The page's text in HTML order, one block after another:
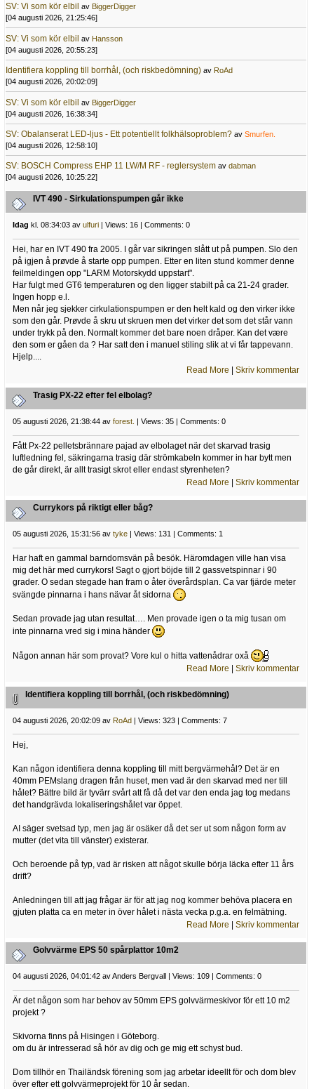
SV: Vi som kör elbil av BiggerDigger
[04 augusti 2026, 21:25:46]
SV: Vi som kör elbil av Hansson
[04 augusti 2026, 20:55:23]
Identifiera koppling till borrhål, (och riskbedömning) av RoAd
[04 augusti 2026, 20:02:09]
SV: Vi som kör elbil av BiggerDigger
[04 augusti 2026, 16:38:34]
SV: Obalanserat LED-ljus - Ett potentiellt folkhälsoproblem? av Smurfen.
[04 augusti 2026, 12:58:10]
SV: BOSCH Compress EHP 11 LW/M RF - reglersystem av dabman
[04 augusti 2026, 10:25:22]
IVT 490 - Sirkulationspumpen går ikke
Idag kl. 08:34:03 av ulfuri| Views: 16 | Comments: 0
Hei, har en IVT 490 fra 2005. I går var sikringen slått ut på pumpen. Slo den
på igjen å prøvde å starte opp pumpen. Etter en liten stund kommer denne
feilmeldingen opp "LARM Motorskydd uppstart".
Har fulgt med GT6 temperaturen og den ligger stabilt på ca 21-24 grader.
Ingen hopp e.l.
Men når jeg sjekker cirkulationspumpen er den helt kald og den virker ikke
som den går. Prøvde å skru ut skruen men det virker det som det står vann
under trykk på den. Normalt kommer det bare noen dråper. Kan det være
den som er gåen da ? Har satt den i manuel stiling slik at vi får tappevann.
Hjelp....
Read More |Skriv kommentar
Trasig PX-22 efter fel elbolag?
05 augusti 2026, 21:38:44 av forest. | Views: 35 | Comments: 0
Fått Px-22 pelletsbrännare pajad av elbolaget när det skarvad trasig
luftledning fel, säkringarna trasig där strömkabeln kommer in har bytt men
de går direkt, är allt trasigt skrot eller endast styrenheten?
Read More |Skriv kommentar
Currykors på riktigt eller båg?
05 augusti 2026, 15:31:56 av tyke| Views: 131 | Comments: 1
Har haft en gammal barndomsvän på besök. Häromdagen ville han visa
mig det här med currykors! Sagt o gjort böjde till 2 gassvetspinnar i 90
grader. O sedan stegade han fram o åter överårdsplan. Ca var fjärde meter
svängde pinnarna i hans nävar åt sidorna
Sedan provade jag utan resultat…. Men provade igen o ta mig tusan om
inte pinnarna vred sig i mina händer
Någon annan här som provat? Vore kul o hitta vattenådrar oxå
Read More |Skriv kommentar
Identifiera koppling till borrhål, (och riskbedömning)
04 augusti 2026, 20:02:09 av RoAd| Views: 323 | Comments: 7
Hej,
Kan någon identifiera denna koppling till mitt bergvärmehål? Det är en
40mm PEMslang dragen från huset, men vad är den skarvad med ner till
hålet? Bättre bild är tyvärr svårt att få då det var den enda jag tog medans
det handgrävda lokaliseringshålet var öppet.
AI säger svetsad typ, men jag är osäker då det ser ut som någon form av
mutter (det vita till vänster) existerar.
Och beroende på typ, vad är risken att något skulle börja läcka efter 11 års
drift?
Anledningen till att jag frågar är för att jag nog kommer behöva placera en
gjuten platta ca en meter in över hålet i nästa vecka p.g.a. en felmätning.
Read More |Skriv kommentar
Golvvärme EPS 50 spårplattor 10m2
04 augusti 2026, 04:01:42 av Anders Bergvall | Views: 109 | Comments: 0
Är det någon som har behov av 50mm EPS golvvärmeskivor för ett 10 m2
projekt ?
Skivorna finns på Hisingen i Göteborg.
om du är intresserad så hör av dig och ge mig ett schyst bud.
Dom tillhör en Thailändsk förening som jag arbetar ideellt för och dom blev
över efter ett golvvärmeprojekt för 10 år sedan.